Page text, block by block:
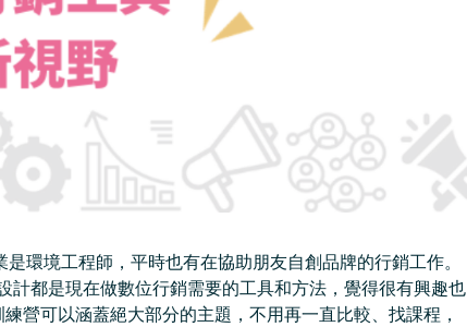
環境工程師，平時也有在協助朋友自創品牌的行銷工作。
計都是現在做數位行銷需要的工具和方法，覺得很有興趣也
營可以涵蓋絕大部分的主題，不用再一直比較、找課程，